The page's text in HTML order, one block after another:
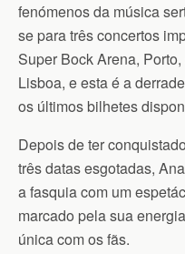
fenómenos da música
se para três concertos
Super Bock Arena,
Lisboa, e esta é a
os últimos bilhetes
Depois de ter
três datas esgotadas,
a fasquia com um
marcado pela sua
única com os fãs.